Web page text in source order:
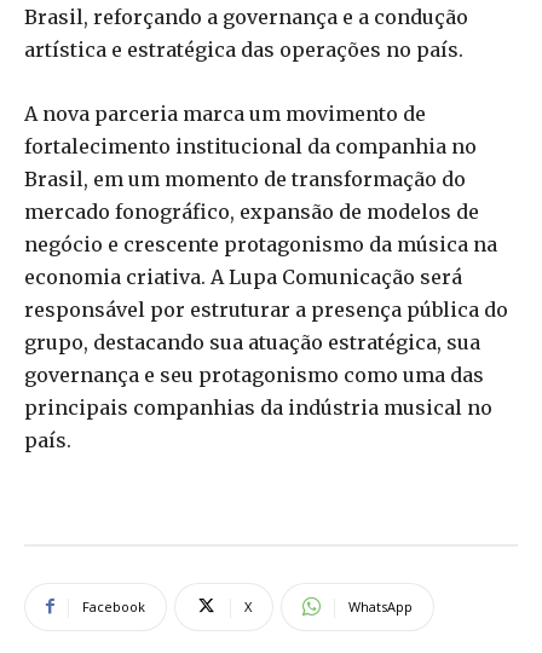
Brasil, reforçando a governança e a condução
artística e estratégica das operações no país.
A nova parceria marca um movimento de
fortalecimento institucional da companhia no
Brasil, em um momento de transformação do
mercado fonográfico, expansão de modelos de
negócio e crescente protagonismo da música na
economia criativa. A Lupa Comunicação será
responsável por estruturar a presença pública do
grupo, destacando sua atuação estratégica, sua
governança e seu protagonismo como uma das
principais companhias da indústria musical no
país.
Facebook X WhatsApp